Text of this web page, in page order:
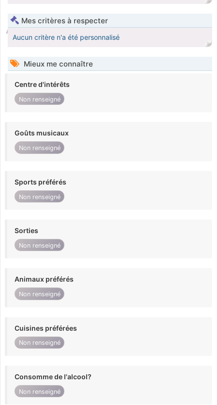
Mes critères à respecter
Aucun critère n'a été personnalisé
Mieux me connaître
Centre d'intérêts
Non renseigné
Goûts musicaux
Non renseigné
Sports préférés
Non renseigné
Sorties
Non renseigné
Animaux préférés
Non renseigné
Cuisines préférées
Non renseigné
Consomme de l'alcool?
Non renseigné